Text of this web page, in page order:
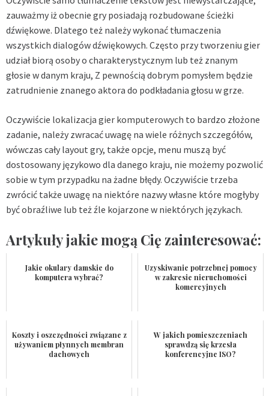
zauważmy iż obecnie gry posiadają rozbudowane ścieżki
dźwiękowe. Dlatego też należy wykonać tłumaczenia
wszystkich dialogów dźwiękowych. Często przy tworzeniu gier
udział biorą osoby o charakterystycznym lub też znanym
głosie w danym kraju, Z pewnością dobrym pomysłem będzie
zatrudnienie znanego aktora do podkładania głosu w grze.
Oczywiście lokalizacja gier komputerowych to bardzo złożone
zadanie, należy zwracać uwagę na wiele różnych szczegółów,
wówczas cały layout gry, także opcje, menu muszą być
dostosowany językowo dla danego kraju, nie możemy pozwolić
sobie w tym przypadku na żadne błędy. Oczywiście trzeba
zwrócić także uwagę na niektóre nazwy własne które mogłyby
być obraźliwe lub też źle kojarzone w niektórych językach.
Artykuły jakie mogą Cię zainteresować:
Jakie okulary damskie do
komputera wybrać?
Uzyskiwanie potrzebnej pomocy
w zakresie nieruchomości
komercyjnych
Koszty i oszczędności związane z
używaniem płynnych membran
dachowych
W jakich pomieszczeniach
sprawdzą się krzesła
konferencyjne ISO?